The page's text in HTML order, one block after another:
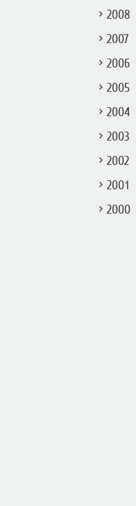
2008
2007
2006
2005
2004
2003
2002
2001
2000